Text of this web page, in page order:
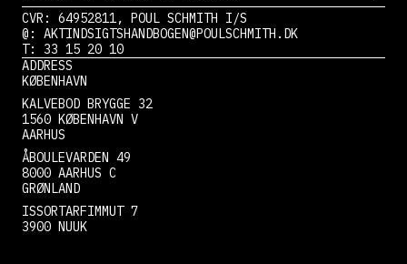
CVR: 64952811, POUL SCHMITH I/S
@: AKTINDSIGTSHANDBOGEN@POULSCHMITH.DK
T: 33 15 20 10
ADDRESS
KØBENHAVN
KALVEBOD BRYGGE 32
1560 KØBENHAVN V
AARHUS
ÅBOULEVARDEN 49
8000 AARHUS C
GRØNLAND
ISSORTARFIMMUT 7
3900 NUUK